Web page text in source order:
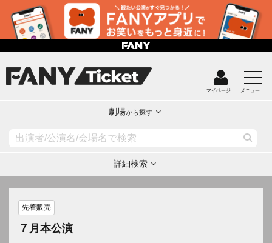
マイページ メニュー
劇場から探す
詳細検索
先着販売
７月本公演